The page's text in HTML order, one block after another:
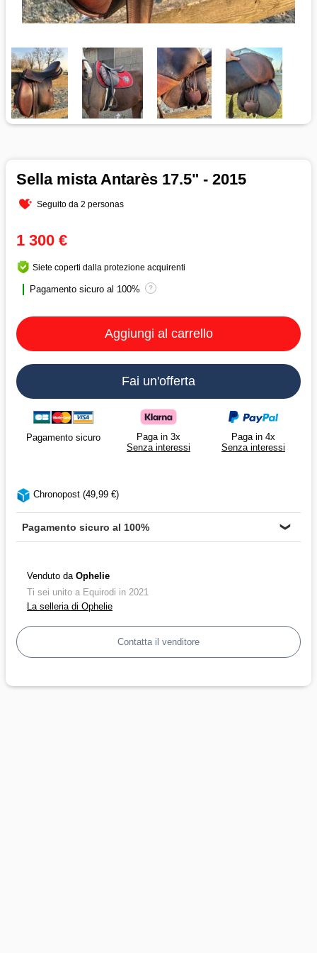
Sella mista Antarès 17.5" - 2015
Seguito da 2 personas
1 300 €
Siete coperti dalla protezione acquirenti
Pagamento sicuro al 100% ?
Aggiungi al carrello
Fai un'offerta
Pagamento sicuro
Paga in 3x
Senza interessi
Paga in 4x
Senza interessi
Chronopost (49,99 €)
Pagamento sicuro al 100% ❯
Venduto da Ophelie
Ti sei unito a Equirodi in 2021
La selleria di Ophelie
Contatta il venditore